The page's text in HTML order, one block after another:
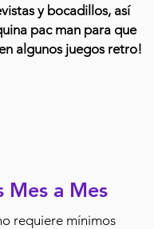
y bocadillos, así
pac man para que
algunos juegos retro!
Mes a Mes
requiere mínimos